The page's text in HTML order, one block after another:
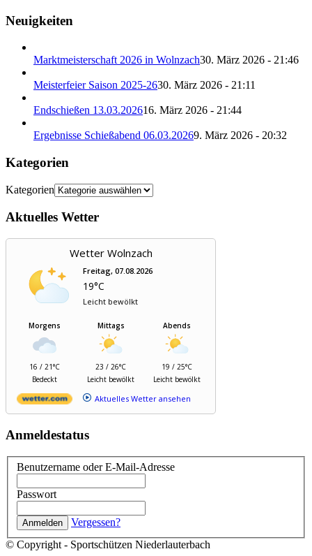
Neuigkeiten
Marktmeisterschaft 2026 in Wolnzach30. März 2026 - 21:46
Meisterfeier Saison 2025-2630. März 2026 - 21:11
Endschießen 13.03.202616. März 2026 - 21:44
Ergebnisse Schießabend 06.03.20269. März 2026 - 20:32
Kategorien
Kategorien
Aktuelles Wetter
Wetter Wolnzach
Freitag, 07.08.2026
19°C
Leicht bewölkt
Morgens
16 / 21°C
Bedeckt
Mittags
23 / 26°C
Leicht bewölkt
Abends
19 / 25°C
Leicht bewölkt
Aktuelles Wetter ansehen
Anmeldestatus
Benutzername oder E-Mail-Adresse
Passwort
Vergessen?
© Copyright - Sportschützen Niederlauterbach